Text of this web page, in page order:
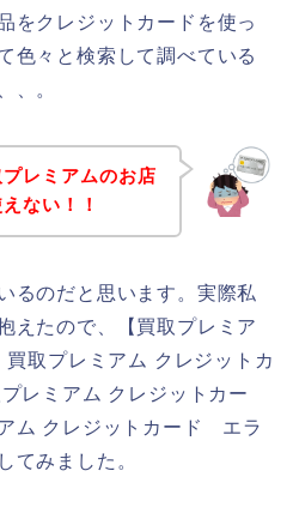
をクレジットカードを使っ
色々と検索して調べている
、。
レミアムのお店
ない！！
るのだと思います。実際私
えたので、【買取プレミア
取プレミアム クレジットカ
レミアム クレジットカー
ム クレジットカード エラ
てみました。